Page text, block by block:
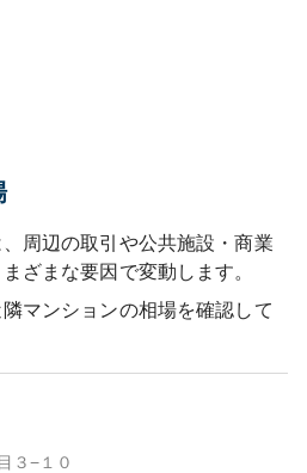
周辺の取引や公共施設・商業
ざまな要因で変動します。
マンションの相場を確認して
３−１０